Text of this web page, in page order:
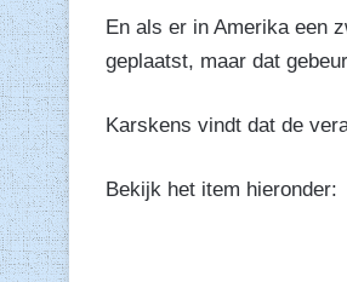
En als er in Amerika een
geplaatst, maar dat
Karskens vindt dat de
Bekijk het item hieronder: